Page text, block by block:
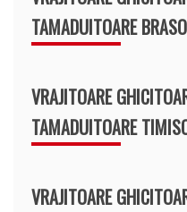
TAMADUITOARE
VRAJITOARE
TAMADUITOARE
VRAJITOARE